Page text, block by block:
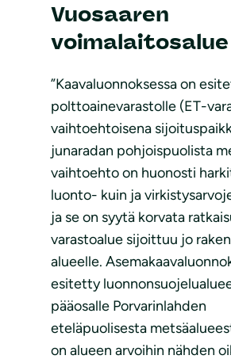
Vuosaaren
voimalaitosalue
”Kaavaluonnoksessa on
polttoainevarastolle (ET-
vaihtoehtoisena
junaradan pohjoispuolista
vaihtoehto on huonosti
luonto- kuin ja
ja se on syytä korvata
varastoalue sijoittuu jo
alueelle.
esitetty
pääosalle Porvarinlahden
eteläpuolisesta
on alueen arvoihin nähden